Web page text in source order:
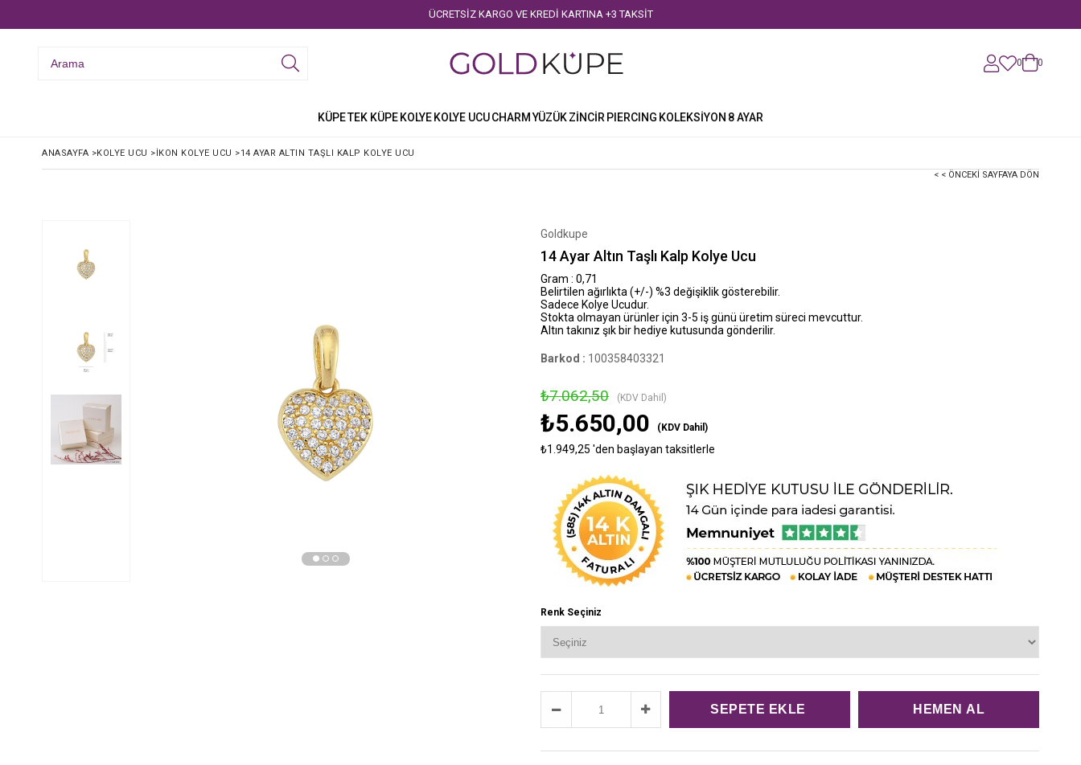
ÜCRETSİZ KARGO VE KREDİ KARTINA +3 TAKSİT
0 0
KÜPETEK KÜPEKOLYEKOLYE UCUCHARMYÜZÜKZİNCİR PIERCING KOLEKSİYON 8 AYAR
ANASAYFA >KOLYE UCU >İKON KOLYE UCU >14 AYAR ALTIN TAŞLI KALP KOLYE UCU
< < ÖNCEKI SAYFAYA DÖN
Goldkupe
14 Ayar Altın Taşlı Kalp Kolye Ucu
Gram : 0,71
Belirtilen ağırlıkta (+/-) %3 değişiklik gösterebilir.
Sadece Kolye Ucudur.
Stokta olmayan ürünler için 3-5 iş günü üretim süreci mevcuttur.
Altın takınız şık bir hediye kutusunda gönderilir.
Barkod : 100358403321
₺7.062,50 (KDV Dahil)
₺5.650,00 (KDV Dahil)
₺1.949,25 'den başlayan taksitlerle
Renk Seçiniz